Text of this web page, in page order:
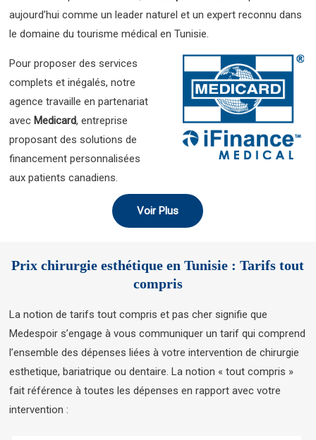
aujourd’hui comme un leader naturel et un expert reconnu dans
le domaine du tourisme médical en Tunisie.
Pour proposer des services
complets et inégalés, notre
agence travaille en partenariat
avec Medicard, entreprise
proposant des solutions de
financement personnalisées
aux patients canadiens.
Voir Plus
Prix chirurgie esthétique en Tunisie : Tarifs tout
compris
La notion de tarifs tout compris et pas cher signifie que
Medespoir s’engage à vous communiquer un tarif qui comprend
l’ensemble des dépenses liées à votre intervention de chirurgie
esthetique, bariatrique ou dentaire. La notion « tout compris »
fait référence à toutes les dépenses en rapport avec votre
intervention :